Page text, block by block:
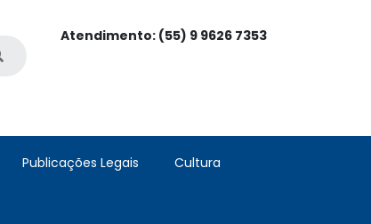
Atendimento: (55) 9 9626 7353
Publicações Legais Cultura